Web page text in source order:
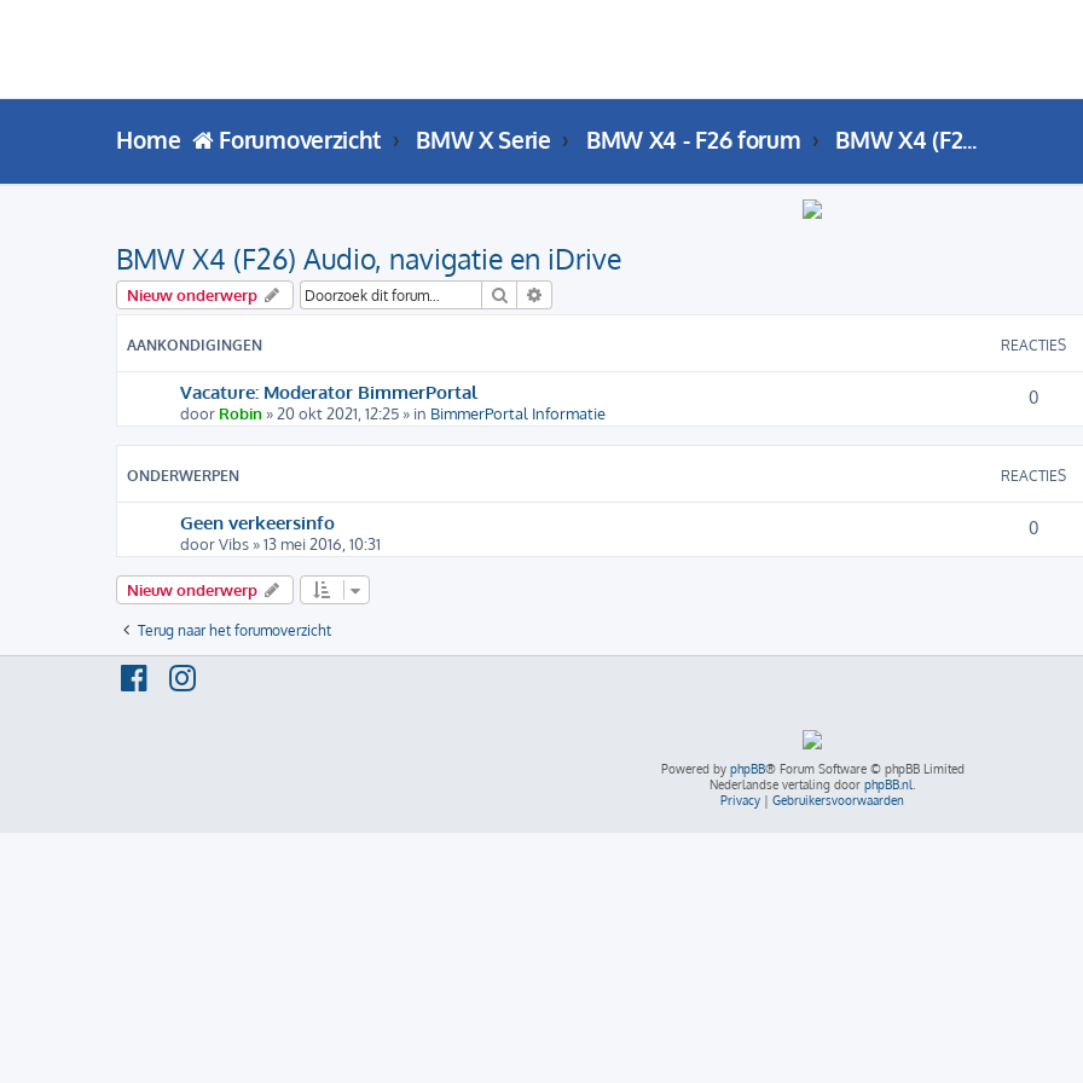
Home Forumoverzicht BMW X Serie BMW X4 - F26 forum BMW X4 (F26) Audio, navigatie en iDrive
BMW X4 (F26) Audio, navigatie en iDrive
Nieuw onderwerp Zoek
AANKONDIGINGEN REACTIES
Vacature: Moderator BimmerPortal
door Robin » 20 okt 2021, 12:25 » in BimmerPortal Informatie
0
ONDERWERPEN REACTIES
Geen verkeersinfo
doorVibs » 13 mei 2016, 10:31
0
Nieuw onderwerp
Terug naar het forumoverzicht
Powered by phpBB® Forum Software © phpBB Limited
Nederlandse vertaling door phpBB.nl.
Privacy
Gebruikersvoorwaarden